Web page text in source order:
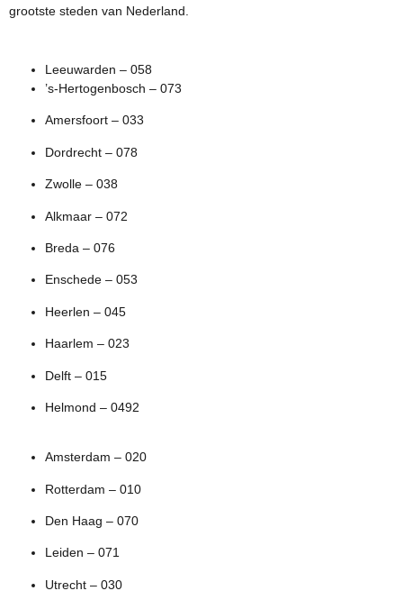
grootste steden van Nederland.
Leeuwarden – 058
’s-Hertogenbosch – 073
Amersfoort – 033
Dordrecht – 078
Zwolle – 038
Alkmaar – 072
Breda – 076
Enschede – 053
Heerlen – 045
Haarlem – 023
Delft – 015
Helmond – 0492
Amsterdam – 020
Rotterdam – 010
Den Haag – 070
Leiden – 071
Utrecht – 030